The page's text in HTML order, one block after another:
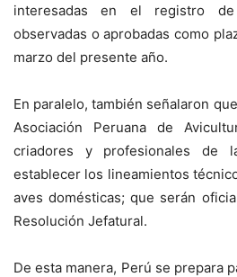
interesadas en el registro
observadas o aprobadas como
marzo del presente año.
En paralelo, también señalaron
Asociación Peruana de
criadores y profesionales de
establecer los lineamientos
aves domésticas; que serán
Resolución Jefatural.
De esta manera, Perú se prepara